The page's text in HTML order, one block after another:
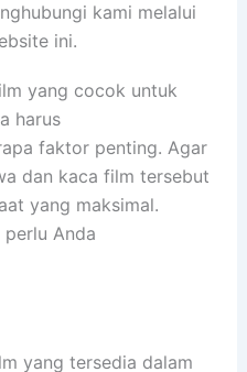
kami melalui
ini.
yang cocok untuk
harus
faktor penting. Agar
dan kaca film tersebut
yang maksimal.
Anda
yang tersedia dalam